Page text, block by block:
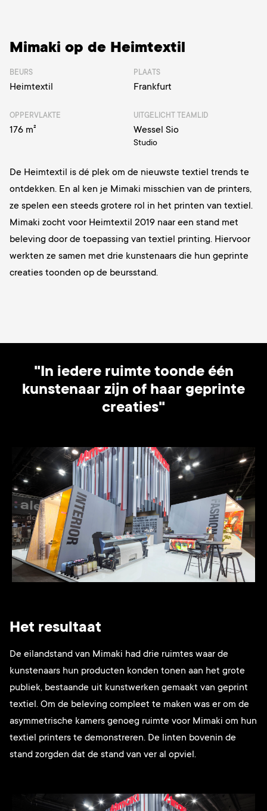
BEURS
Heimtextil
PLAATS
Frankfurt
OPPERVLAKTE
176 m²
UITGELICHT TEAMLID
Wessel Sio
Studio
Mimaki op de Heimtextil
De Heimtextil is dé plek om de nieuwste textiel trends te
ontdekken. En al ken je Mimaki misschien van de printers,
ze spelen een steeds grotere rol in het printen van textiel.
Mimaki zocht voor Heimtextil 2019 naar een stand met
beleving door de toepassing van textiel printing. Hiervoor
werkten ze samen met drie kunstenaars die hun geprinte
creaties toonden op de beursstand.
"In iedere ruimte toonde één
kunstenaar zijn of haar geprinte
creaties"
Het resultaat
De eilandstand van Mimaki had drie ruimtes waar de
kunstenaars hun producten konden tonen aan het grote
publiek, bestaande uit kunstwerken gemaakt van geprint
textiel. Om de beleving compleet te maken was er om de
asymmetrische kamers genoeg ruimte voor Mimaki om hun
textiel printers te demonstreren. De linten bovenin de
stand zorgden dat de stand van ver al opviel.